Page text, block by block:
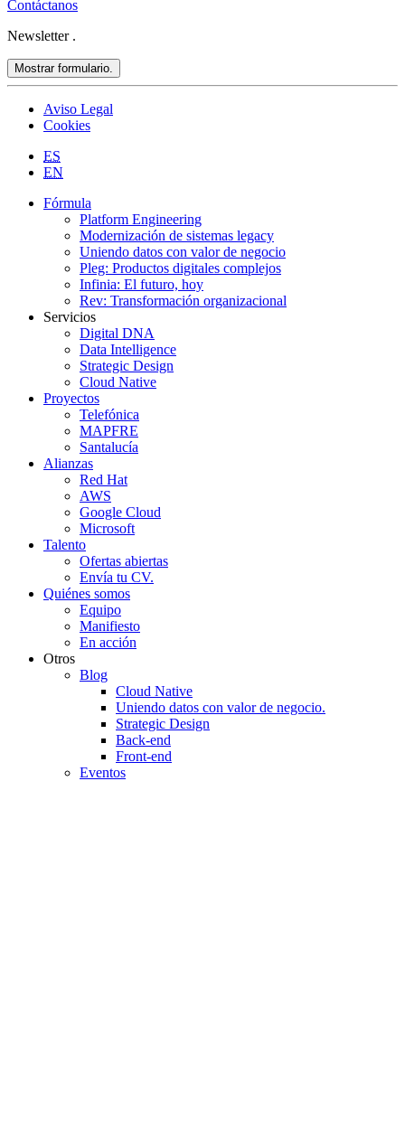
Contáctanos
Newsletter .
Mostrar formulario.
Aviso Legal
Cookies
ES
EN
Fórmula
Platform Engineering
Modernización de sistemas legacy
Uniendo datos con valor de negocio
Pleg: Productos digitales complejos
Infinia: El futuro, hoy
Rev: Transformación organizacional
Servicios
Digital DNA
Data Intelligence
Strategic Design
Cloud Native
Proyectos
Telefónica
MAPFRE
Santalucía
Alianzas
Red Hat
AWS
Google Cloud
Microsoft
Talento
Ofertas abiertas
Envía tu CV.
Quiénes somos
Equipo
Manifiesto
En acción
Otros
Blog
Cloud Native
Uniendo datos con valor de negocio.
Strategic Design
Back-end
Front-end
Eventos